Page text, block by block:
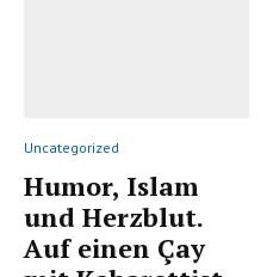
Uncategorized
Humor, Islam
und Herzblut.
Auf einen Çay